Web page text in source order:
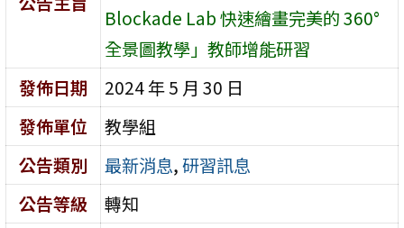
Blockade Lab 快速繪畫完美的 360°
全景圖教學」教師增能研習
發佈日期
2024 年 5 月 30 日
發佈單位
教學組
公告類別
最新消息,研習訊息
公告等級
轉知